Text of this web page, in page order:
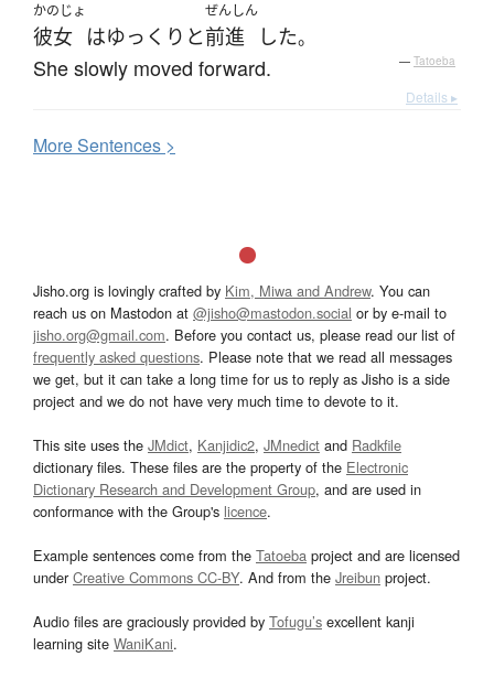
かのじょ
彼女 はゆっくりと
ぜんしん
前進 した。
She slowly moved forward. — Tatoeba
Details ▸
MoreSentences >
Jisho.org is lovingly crafted by Kim, Miwa and Andrew. You can
reach us on Mastodon at @jisho@mastodon.social or by e-mail to
jisho.org@gmail.com. Before you contact us, please read our list of
frequently asked questions. Please note that we read all messages
we get, but it can take a long time for us to reply as Jisho is a side
project and we do not have very much time to devote to it.
This site uses the JMdict, Kanjidic2, JMnedict and Radkfile
dictionary files. These files are the property of the Electronic
Dictionary Research and Development Group, and are used in
conformance with the Group's licence.
Example sentences come from the Tatoeba project and are licensed
underCreative Commons CC-BY. And from the Jreibun project.
Audio files are graciously provided by Tofugu’s excellent kanji
learning site WaniKani.